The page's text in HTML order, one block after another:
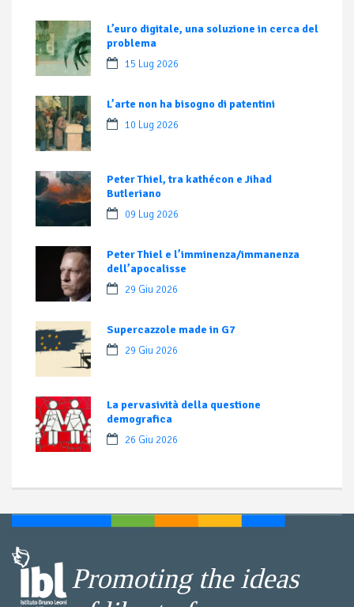
L’euro digitale, una soluzione in cerca del
problema
15 Lug 2026
L’arte non ha bisogno di patentini
10 Lug 2026
Peter Thiel, tra kathécon e Jihad
Butleriano
09 Lug 2026
Peter Thiel e l’imminenza/immanenza
dell’apocalisse
29 Giu 2026
Supercazzole made in G7
29 Giu 2026
La pervasività della questione
demografica
26 Giu 2026
Promoting the ideas